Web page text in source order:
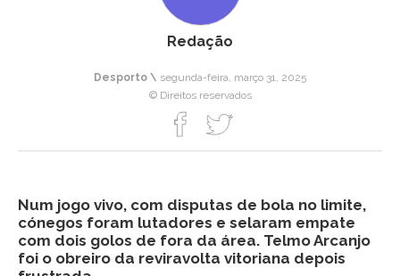
Redação
Desporto \ segunda-feira, março 31, 2025
© Direitos reservados
Num jogo vivo, com disputas de bola no limite,
cónegos foram lutadores e selaram empate
com dois golos de fora da área. Telmo Arcanjo
foi o obreiro da reviravolta vitoriana depois